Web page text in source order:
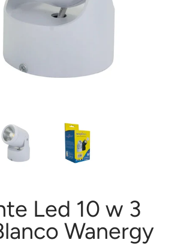
Tonos Blanco Wanergy miniaturas de medios
Arbotante Led 10 w 3 Tonos
Led 10 w 3
Wanergy